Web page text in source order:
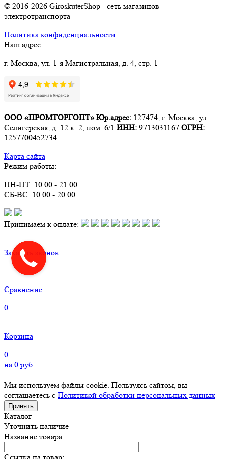
© 2016-2026 GiroskuterShop - сеть магазинов
электротранспорта
Политика конфиденциальности
Наш адрес:
г. Москва, ул. 1-я Магистральная, д. 4, стр. 1
ООО «ПРОМТОРГОПТ» Юр.адрес: 127474, г. Москва, ул
Селигерская, д. 12 к. 2, пом. 6/1 ИНН: 9713031167 ОГРН:
1257700452734
Карта сайта
Режим работы:
ПН-ПТ: 10.00 - 21.00
СБ-ВС: 10.00 - 20.00
Принимаем к оплате:
Заказать звонок
Сравнение
0
Корзина
0
на 0 руб.
Мы используем файлы cookie. Пользуясь сайтом, вы
соглашаетесь с Политикой обработки персональных данных
Принять
Каталог
Уточнить наличие
Название товара: